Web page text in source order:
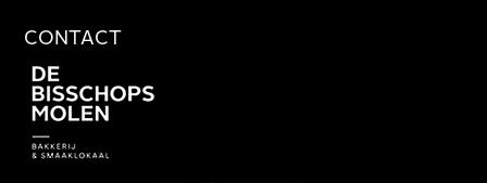
CONTACT